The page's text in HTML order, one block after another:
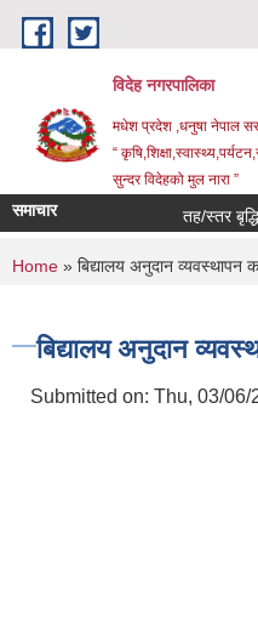
Skip to main content
विदेह नगरपालिका
मधेश प्रदेश ,धनुषा नेपाल
“
सुन्दर विदेहको मुल नारा ”
समाचार तह/स्तर
You are here
Home » बिद्यालय अनुदान व्यवस्थापन
बिद्यालय अनुदान
Submitted on: Thu, 03/06/